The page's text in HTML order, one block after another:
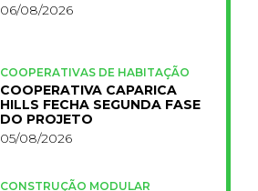
06/08/2026
COOPERATIVAS DE HABITAÇÃO
COOPERATIVA CAPARICA
HILLS FECHA SEGUNDA FASE
DO PROJETO
05/08/2026
CONSTRUÇÃO MODULAR